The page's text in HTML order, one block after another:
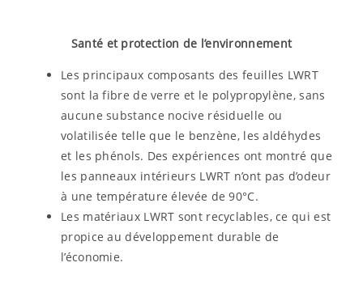
Santé et protection de l’environnement
Les principaux composants des feuilles LWRT
sont la fibre de verre et le polypropylène, sans
aucune substance nocive résiduelle ou
volatilisée telle que le benzène, les aldéhydes
et les phénols. Des expériences ont montré que
les panneaux intérieurs LWRT n’ont pas d’odeur
à une température élevée de 90°C.
Les matériaux LWRT sont recyclables, ce qui est
propice au développement durable de
l’économie.